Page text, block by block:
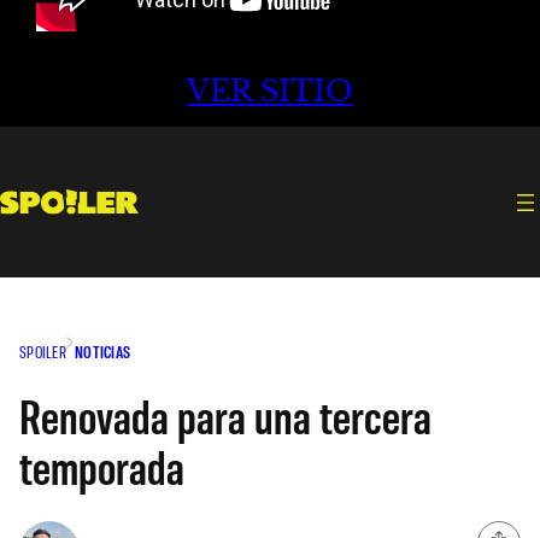
VER SITIO
SPOILER NOTICIAS
Renovada para una tercera
temporada